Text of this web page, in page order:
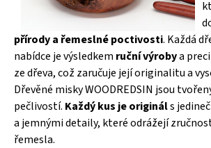
přírody a řemeslné poctivosti. Každá
nabídce je výsledkem ruční výrobya
ze dřeva, což zaručuje její originalitu a
Dřevěné misky WOODREDSIN jsou
pečlivostí. Každý kus je origináls
a jemnými detaily, které odrážejí
řemesla.